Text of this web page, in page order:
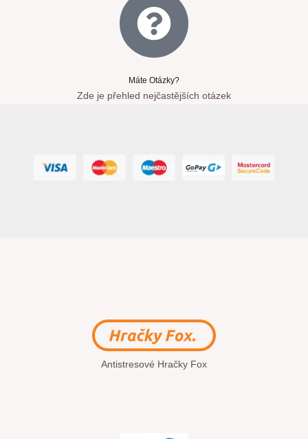
Máte Otázky?
Zde je přehled nejčastějších otázek
Antistresové Hračky Fox